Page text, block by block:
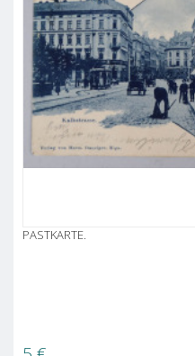
PASTKARTE.